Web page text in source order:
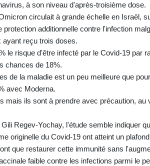
à son niveau d'après-troisième dose.
circulait à grande échelle en Israël,
additionnelle contre l'infection
ayant reçu trois doses.
le risque d'être infecté par le Covid-19 par
chances de 18%.
de la maladie est un peu meilleure que
avec Moderna.
mais ils sont à prendre avec précaution, au
Regev-Yochay, l'étude semble indiquer
originelle du Covid-19 ont atteint un
que restaurer cette immunité sans
faible contre les infections parmi le